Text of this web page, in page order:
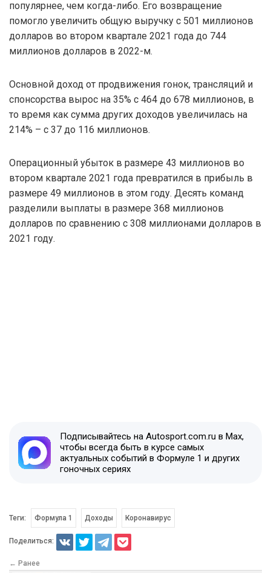
популярнее, чем когда-либо. Его возвращение
помогло увеличить общую выручку с 501 миллионов
долларов во втором квартале 2021 года до 744
миллионов долларов в 2022-м.
Основной доход от продвижения гонок, трансляций и
спонсорства вырос на 35% с 464 до 678 миллионов, в
то время как сумма других доходов увеличилась на
214% – с 37 до 116 миллионов.
Операционный убыток в размере 43 миллионов во
втором квартале 2021 года превратился в прибыль в
размере 49 миллионов в этом году. Десять команд
разделили выплаты в размере 368 миллионов
долларов по сравнению с 308 миллионами долларов в
2021 году.
Подписывайтесь на Autosport.com.ru в Max,
чтобы всегда быть в курсе самых
актуальных событий в Формуле 1 и других
гоночных сериях
Теги: Формула 1 Доходы Коронавирус
Поделиться:
← Ранее